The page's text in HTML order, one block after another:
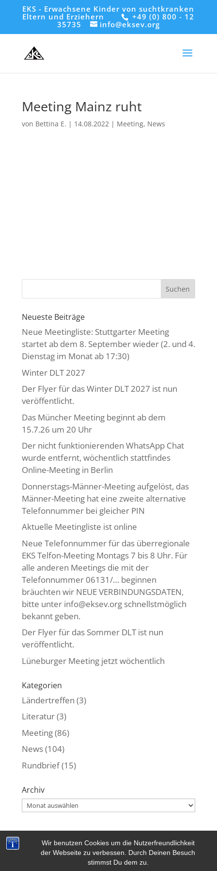
Wir benutzen Cookies um die Nutzerfreundlichkeit
der Webseite zu verbessen. Durch Deinen Besuch
stimmst Du dem zu.
EKS - Erwachsene Kinder von suchtkranken
Eltern und Erziehern
+49 (0) 800 - 12
35735
info@eksev.org
Meeting Mainz ruht
von Bettina E. | 14.08.2022| Meeting, News
Neueste Beiträge
Neue Meetingliste: Stuttgarter Meeting
startet ab dem 8. September wieder (2. und 4.
Dienstag im Monat ab 17:30)
Winter DLT 2027
Der Flyer für das Winter DLT 2027 ist nun
veröffentlicht.
Das Müncher Meeting beginnt ab dem
15.7.26 um 20 Uhr
Der nicht funktionierenden WhatsApp Chat
wurde entfernt, wöchentlich stattfindes
Online-Meeting in Berlin
Donnerstags-Männer-Meeting aufgelöst, das
Männer-Meeting hat eine zweite alternative
Telefonnummer bei gleicher PIN
Aktuelle Meetingliste ist online
Neue Telefonnummer für das überregionale
EKS Telfon-Meeting Montags 7 bis 8 Uhr. Für
alle anderen Meetings die mit der
Telefonnummer 06131/… beginnen
bräuchten wir NEUE VERBINDUNGSDATEN,
bitte unter info@eksev.org schnellstmöglich
bekannt geben.
Der Flyer für das Sommer DLT ist nun
veröffentlicht.
Lüneburger Meeting jetzt wöchentlich
Kategorien
Ländertreffen (3)
Literatur(3)
Meeting(86)
News(104)
Rundbrief(15)
Archiv
Archiv
Kontakt|Datenschutzerklärung|Impressum
Copyrigth © 2018-2023 by EKS e.V. | All rights